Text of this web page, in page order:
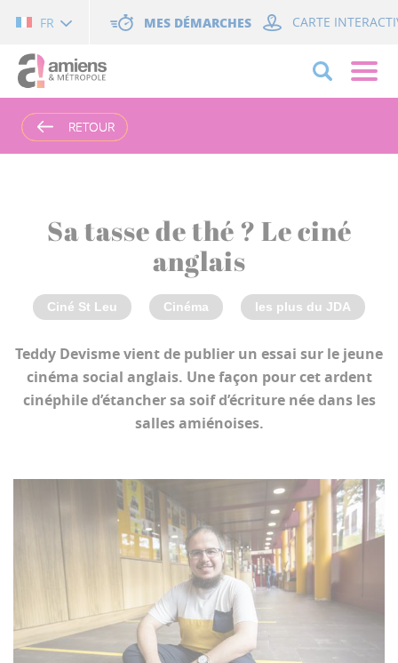
FR MES DÉMARCHES CARTE
RETOUR
RETOUR
Sa tasse de thé ? Le ciné
anglais
Ciné St Leu Cinéma les plus du JDA
Teddy Devisme vient de publier un essai sur le jeune
cinéma social anglais. Une façon pour cet ardent
cinéphile d’étancher sa soif d’écriture née dans les
salles amiénoises.